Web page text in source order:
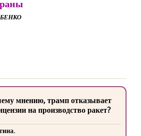
мнению, трамп отказывает
на производство ракет?